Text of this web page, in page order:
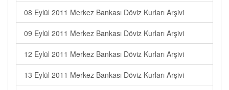
08 Eylül 2011 Merkez Bankası Döviz Kurları Arşivi
09 Eylül 2011 Merkez Bankası Döviz Kurları Arşivi
12 Eylül 2011 Merkez Bankası Döviz Kurları Arşivi
13 Eylül 2011 Merkez Bankası Döviz Kurları Arşivi